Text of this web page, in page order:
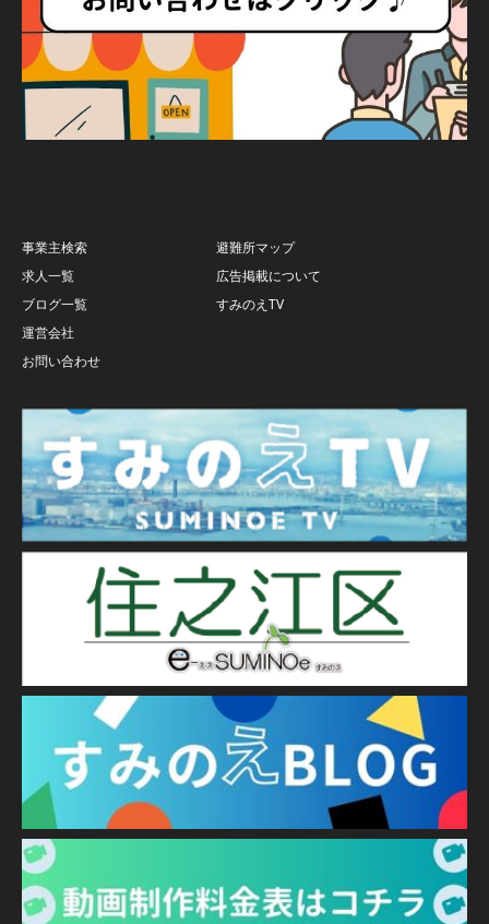
事業主検索
避難所マップ
求人一覧
広告掲載について
ブログ一覧
すみのえTV
運営会社
お問い合わせ